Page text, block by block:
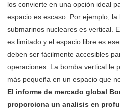
los convierte en una opción ideal
espacio es escaso. Por ejemplo,
submarinos nucleares es vertical.
es limitado y el espacio libre es
deben ser fácilmente accesibles
operaciones. La bomba vertical le
más pequeña en un espacio que
El informe de mercado global
proporciona un analisis en